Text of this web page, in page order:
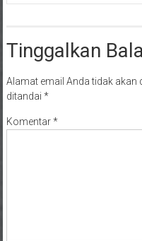
Tinggalkan
Alamat email Anda tidak akan
ditandai *
Komentar*